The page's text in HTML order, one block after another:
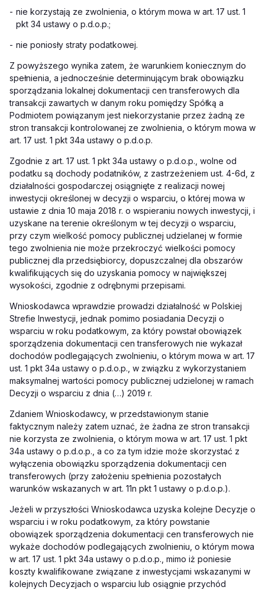
- nie korzystają ze zwolnienia, o którym mowa w art. 17 ust. 1
pkt 34 ustawy o p.d.o.p.;
- nie poniosły straty podatkowej.
Z powyższego wynika zatem, że warunkiem koniecznym do
spełnienia, a jednocześnie determinującym brak obowiązku
sporządzania lokalnej dokumentacji cen transferowych dla
transakcji zawartych w danym roku pomiędzy Spółką a
Podmiotem powiązanym jest niekorzystanie przez żadną ze
stron transakcji kontrolowanej ze zwolnienia, o którym mowa w
art. 17 ust. 1 pkt 34a ustawy o p.d.o.p.
Zgodnie z art. 17 ust. 1 pkt 34a ustawy o p.d.o.p., wolne od
podatku są dochody podatników, z zastrzeżeniem ust. 4-6d, z
działalności gospodarczej osiągnięte z realizacji nowej
inwestycji określonej w decyzji o wsparciu, o której mowa w
ustawie z dnia 10 maja 2018 r. o wspieraniu nowych inwestycji, i
uzyskane na terenie określonym w tej decyzji o wsparciu,
przy czym wielkość pomocy publicznej udzielanej w formie
tego zwolnienia nie może przekroczyć wielkości pomocy
publicznej dla przedsiębiorcy, dopuszczalnej dla obszarów
kwalifikujących się do uzyskania pomocy w największej
wysokości, zgodnie z odrębnymi przepisami.
Wnioskodawca wprawdzie prowadzi działalność w Polskiej
Strefie Inwestycji, jednak pomimo posiadania Decyzji o
wsparciu w roku podatkowym, za który powstał obowiązek
sporządzenia dokumentacji cen transferowych nie wykazał
dochodów podlegających zwolnieniu, o którym mowa w art. 17
ust. 1 pkt 34a ustawy o p.d.o.p., w związku z wykorzystaniem
maksymalnej wartości pomocy publicznej udzielonej w ramach
Decyzji o wsparciu z dnia (…) 2019 r.
Zdaniem Wnioskodawcy, w przedstawionym stanie
faktycznym należy zatem uznać, że żadna ze stron transakcji
nie korzysta ze zwolnienia, o którym mowa w art. 17 ust. 1 pkt
34a ustawy o p.d.o.p., a co za tym idzie może skorzystać z
wyłączenia obowiązku sporządzenia dokumentacji cen
transferowych (przy założeniu spełnienia pozostałych
warunków wskazanych w art. 11n pkt 1 ustawy o p.d.o.p.).
Jeżeli w przyszłości Wnioskodawca uzyska kolejne Decyzje o
wsparciu i w roku podatkowym, za który powstanie
obowiązek sporządzenia dokumentacji cen transferowych nie
wykaże dochodów podlegających zwolnieniu, o którym mowa
w art. 17 ust. 1 pkt 34a ustawy o p.d.o.p., mimo iż poniesie
koszty kwalifikowane związane z inwestycjami wskazanymi w
kolejnych Decyzjach o wsparciu lub osiągnie przychód